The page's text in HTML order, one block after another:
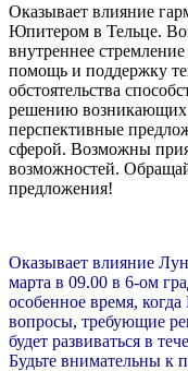
Оказывает влияние
Юпитером в Тельце.
внутреннее
помощь и поддержку
обстоятельства
решению возникающих
перспективные
сферой. Возможны
возможностей.
предложения!
Оказывает влияние
марта в 09.00 в 6-ом
особенное время,
вопросы, требующие
будет развиваться в
Будьте внимательны к